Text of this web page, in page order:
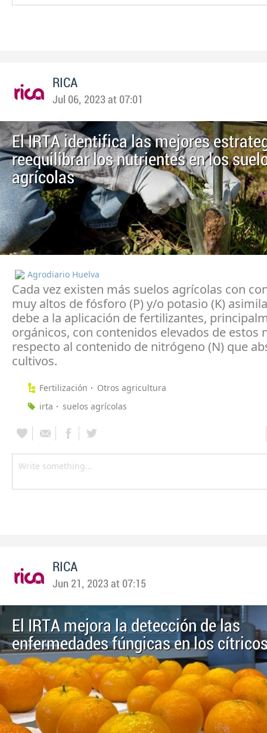
RICA
Jul 06, 2023 at 07:01
El IRTA identifica las mejores
reequilibrar los nutrientes en los
agrícolas
Agrodiario Huelva
Cada vez existen más suelos agrícolas con
muy altos de fósforo (P) y/o potasio (K)
debe a la aplicación de fertilizantes,
orgánicos, con contenidos elevados de estos
respecto al contenido de nitrógeno (N) que
cultivos.
Fertilización
Otros agricultura
irta
suelos agrícolas
RICA
Jun 21, 2023 at 07:15
El IRTA mejora la detección de las
enfermedades fúngicas en los